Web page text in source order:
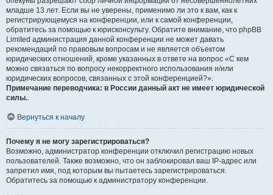
младше 13 лет. Если вы не уверены, применимо ли это к вам, как к
регистрирующемуся на конференции, или к самой конференции,
обратитесь за помощью к юрисконсульту. Обратите внимание, что phpBB
Limited администрация данной конференции не может давать
рекомендаций по правовым вопросам и не является объектом
юридических отношений, кроме указанных в ответе на вопрос «С кем
можно связаться по вопросу некорректного использования и/или
юридических вопросов, связанных с этой конференцией?».
Примечание переводчика: в России данный акт не имеет юридической
силы..
Вернуться к началу
Почему я не могу зарегистрироваться?
Возможно, администратор конференции отключил регистрацию новых
пользователей. Также возможно, что он заблокировал ваш IP-адрес или
запретил имя, под которым вы пытаетесь зарегистрироваться.
Обратитесь за помощью к администратору конференции.